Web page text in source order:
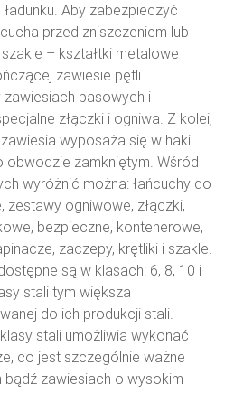
Aby zabezpieczyć
przed zniszczeniem lub
– kształtki metalowe
zawiesie pętli
zawiesiach pasowych i
złączki i ogniwa. Z kolei,
wyposaża się w haki
obwodzie zamkniętym. Wśród
wyróżnić można: łańcuchy do
zestawy ogniwowe, złączki,
bezpieczne, kontenerowe,
zaczepy, krętliki i szakle.
są w klasach: 6, 8, 10 i
stali tym większa
do ich produkcji stali.
stali umożliwia wykonać
co jest szczególnie ważne
bądź zawiesiach o wysokim